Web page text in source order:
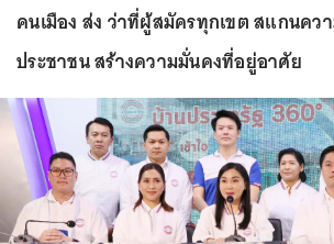
คนเมือง ส่ง ว่าที่ผู้สมัครทุกเขต สแกนคว
ประชาชน สร้างความมั่นคงที่อยู่อาศัย